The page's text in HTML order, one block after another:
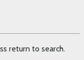
return to search.